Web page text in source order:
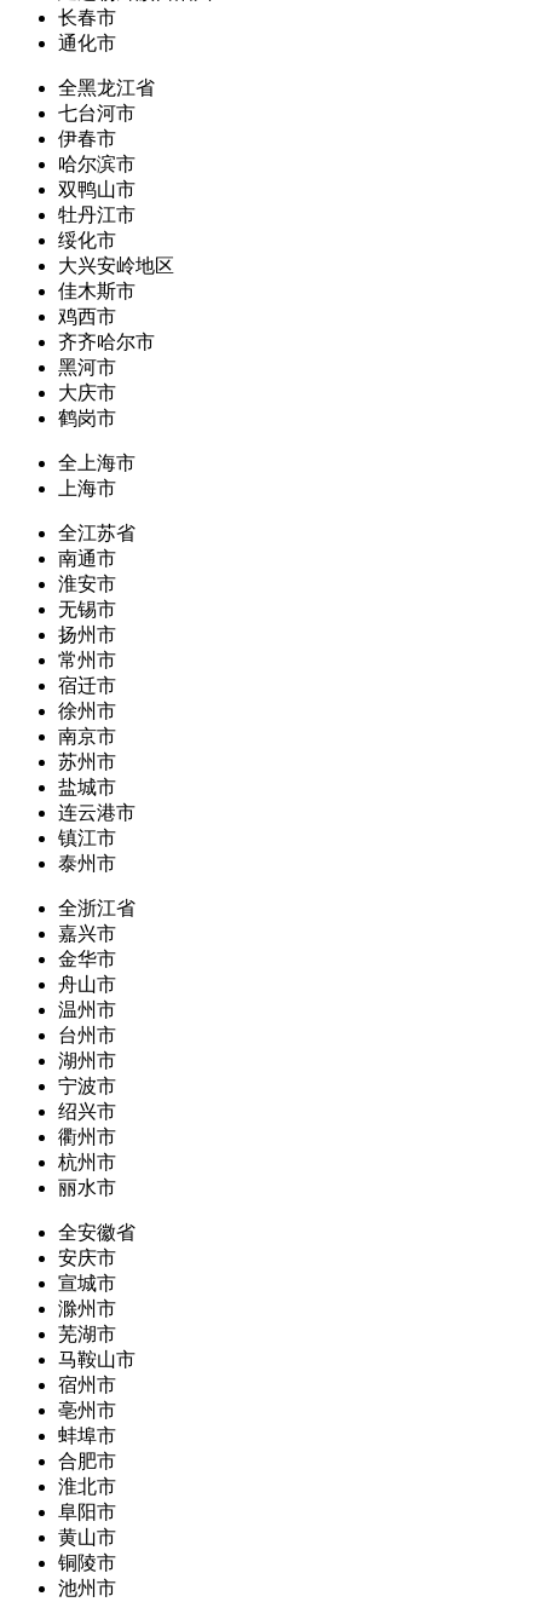
长春市
通化市
全黑龙江省
七台河市
伊春市
哈尔滨市
双鸭山市
牡丹江市
绥化市
大兴安岭地区
佳木斯市
鸡西市
齐齐哈尔市
黑河市
大庆市
鹤岗市
全上海市
上海市
全江苏省
南通市
淮安市
无锡市
扬州市
常州市
宿迁市
徐州市
南京市
苏州市
盐城市
连云港市
镇江市
泰州市
全浙江省
嘉兴市
金华市
舟山市
温州市
台州市
湖州市
宁波市
绍兴市
衢州市
杭州市
丽水市
全安徽省
安庆市
宣城市
滁州市
芜湖市
马鞍山市
宿州市
亳州市
蚌埠市
合肥市
淮北市
阜阳市
黄山市
铜陵市
池州市